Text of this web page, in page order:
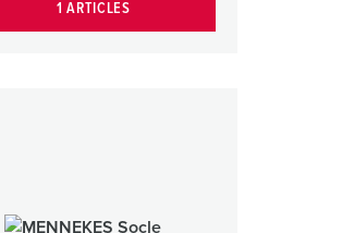
1 ARTICLES